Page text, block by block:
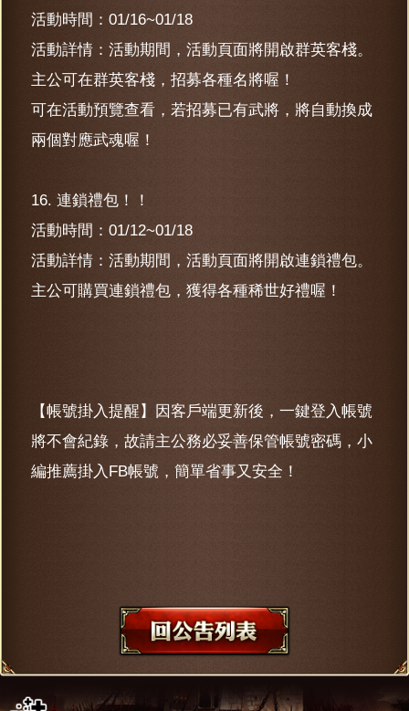
活動時間：01/16~01/18
活動詳情：活動期間，活動頁面將開啟群英客棧。
主公可在群英客棧，招募各種名將喔！
可在活動預覽查看，若招募已有武將，將自動換成
兩個對應武魂喔！
16. 連鎖禮包！！
活動時間：01/12~01/18
活動詳情：活動期間，活動頁面將開啟連鎖禮包。
主公可購買連鎖禮包，獲得各種稀世好禮喔！
【帳號掛入提醒】因客戶端更新後，一鍵登入帳號
將不會紀錄，故請主公務必妥善保管帳號密碼，小
編推薦掛入FB帳號，簡單省事又安全！